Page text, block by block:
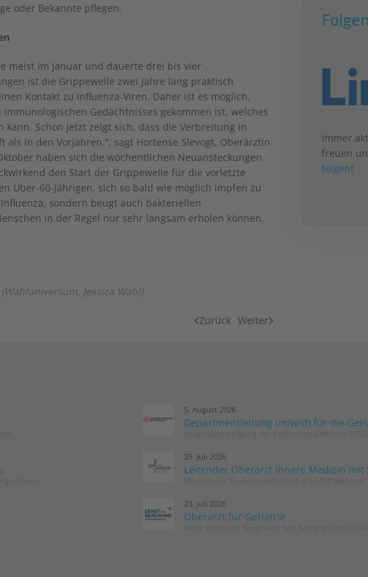
oder Bekannte pflegen.
meist im Januar und dauerte drei bis vier
ist die Grippewelle zwei Jahre lang praktisch
Kontakt zu Influenza-Viren. Daher ist es möglich,
Gedächtnisses gekommen ist, welches
Schon jetzt zeigt sich, dass die Verbreitung in
in den Vorjahren.“, sagt Hortense Slevogt, Oberärztin
haben sich die wöchentlichen Neuansteckungen
den Start der Grippewelle für die vorletzte
Über-60-Jährigen, sich so bald wie möglich impfen zu
sondern beugt auch bakteriellen
in der Regel nur sehr langsam erholen können.
Jessica Wahl)
Zurück Weiter
Immer
freuen
folgen!
5. August 2026
Departmentleitung (m/w/d) für die
29. Juli 2026
Leitender Oberarzt Innere Medizin
23. Juli 2026
Oberarzt für Geriatrie